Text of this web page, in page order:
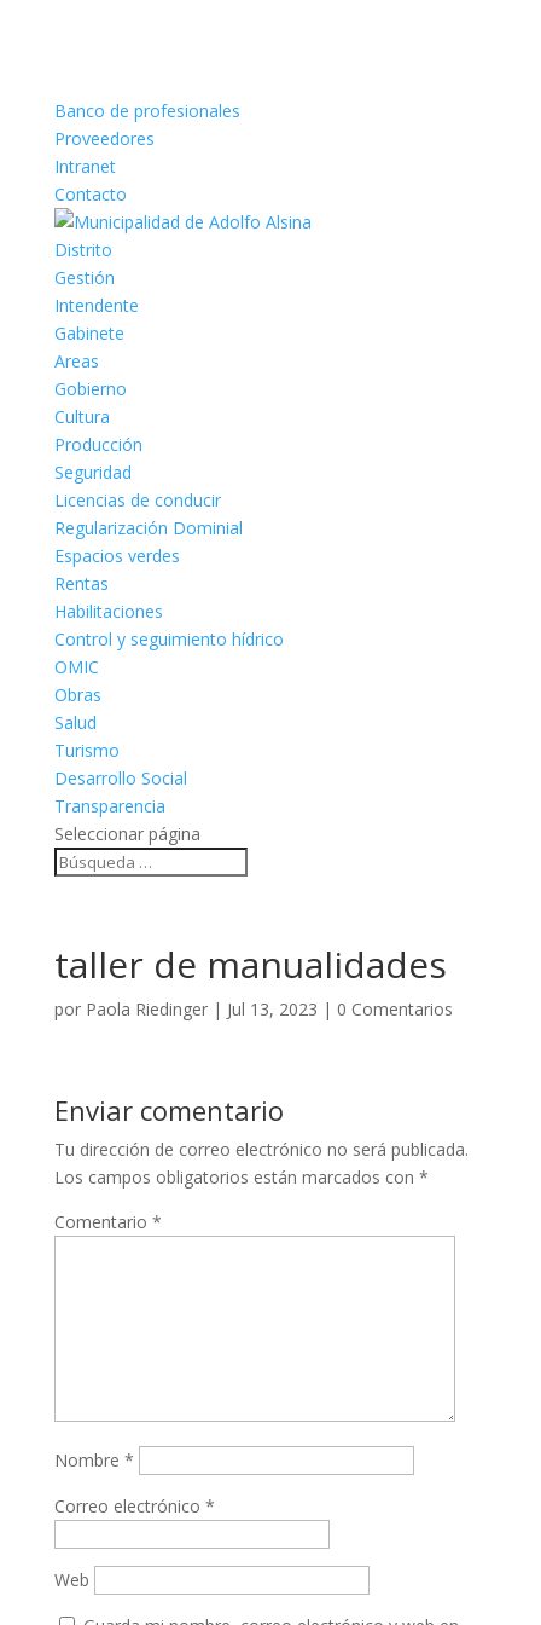
Banco de profesionales
Proveedores
Intranet
Contacto
Distrito
Gestión
Intendente
Gabinete
Areas
Gobierno
Cultura
Producción
Seguridad
Licencias de conducir
Regularización Dominial
Espacios verdes
Rentas
Habilitaciones
Control y seguimiento hídrico
OMIC
Obras
Salud
Turismo
Desarrollo Social
Transparencia
Seleccionar página
taller de manualidades
por Paola Riedinger| Jul 13, 2023 | 0 Comentarios
Enviar comentario
Tu dirección de correo electrónico no será publicada.
Los campos obligatorios están marcados con *
Comentario *
Nombre *
Correo electrónico *
Web